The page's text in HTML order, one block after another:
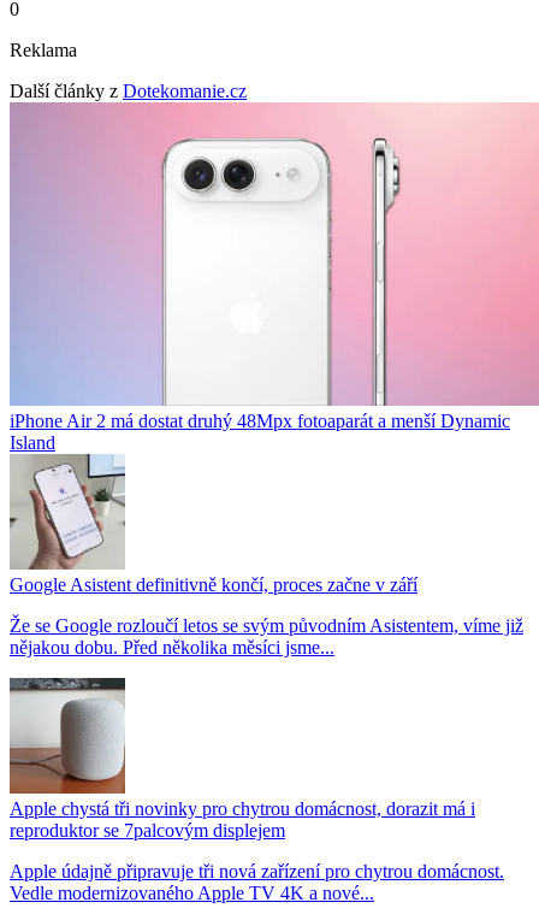
0
Reklama
Další články z Dotekomanie.cz
iPhone Air 2 má dostat druhý 48Mpx fotoaparát a menší Dynamic
Island
Google Asistent definitivně končí, proces začne v září
Že se Google rozloučí letos se svým původním Asistentem, víme již
nějakou dobu. Před několika měsíci jsme...
Apple chystá tři novinky pro chytrou domácnost, dorazit má i
reproduktor se 7palcovým displejem
Apple údajně připravuje tři nová zařízení pro chytrou domácnost.
Vedle modernizovaného Apple TV 4K a nové...